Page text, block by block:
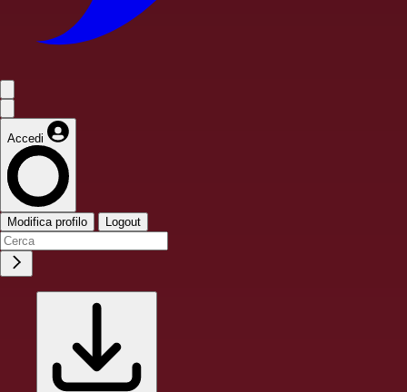
Accedi
Modifica profilo Logout